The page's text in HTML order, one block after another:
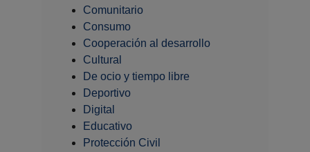
Comunitario
Consumo
Cooperación al desarrollo
Cultural
De ocio y tiempo libre
Deportivo
Digital
Educativo
Protección Civil